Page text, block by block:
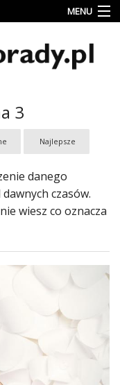
MENU
3
Najlepsze
danego
czasów.
wiesz co oznacza